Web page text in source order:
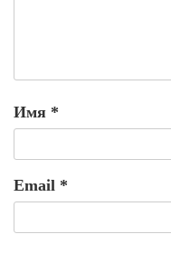
Имя *
Email *